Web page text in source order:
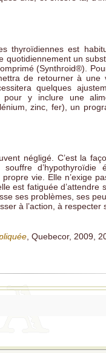
thyroïdiennes est
quotidiennement un
(Synthroid®).
de retourner à une
quelques
y inclure une
zinc, fer), un
négligé. C’est la
d’hypothyroïdie
vie. Elle n’exige
est fatiguée
ses problèmes, ses
à l’action, à
, Quebecor, 2009,